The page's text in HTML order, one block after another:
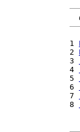
1
2
3
4
5
6
7
8